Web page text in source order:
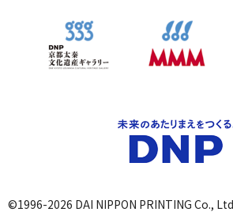
©1996-2026 DAI NIPPON PRINTING Co.,